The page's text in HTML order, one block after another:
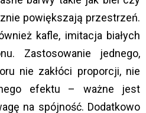
powiększają przestrzeń.
kafle, imitacja białych
Zastosowanie jednego,
nie zakłóci proporcji, nie
efektu – ważne jest
na spójność. Dodatkowo